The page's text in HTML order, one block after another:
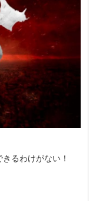
るわけがない！